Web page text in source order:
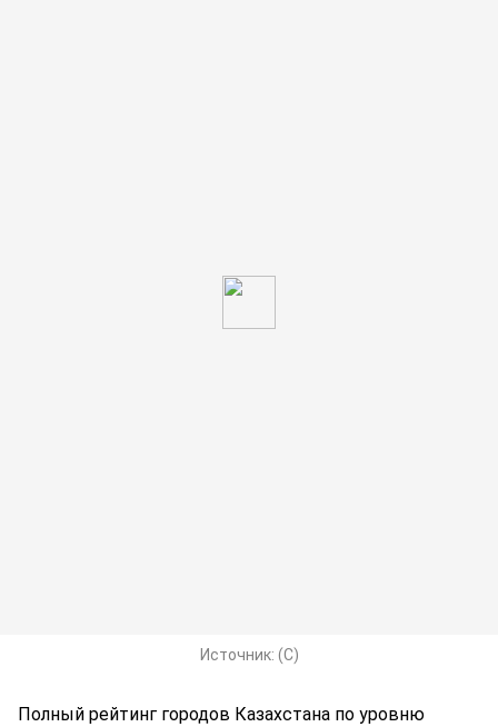
Источник: (С)
Полный рейтинг городов Казахстана по уровню